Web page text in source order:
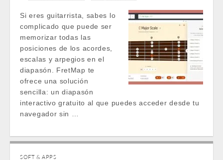
Si eres guitarrista, sabes lo
complicado que puede ser
memorizar todas las
posiciones de los acordes,
escalas y arpegios en el
diapasón. FretMap te
ofrece una solución
sencilla: un diapasón
interactivo gratuito al que puedes acceder desde tu
navegador sin …
SOFT & APPS